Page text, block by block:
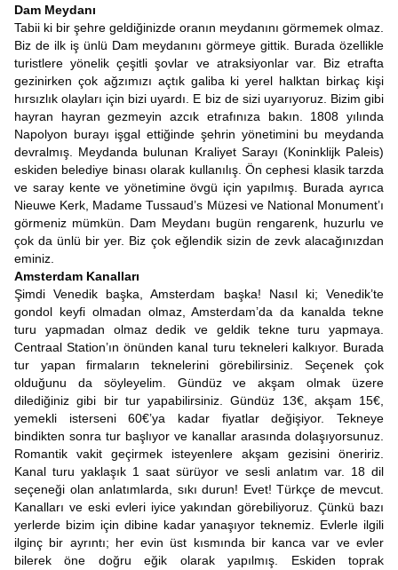
Dam Meydanı
Tabii ki bir şehre geldiğinizde oranın meydanını görmemek olmaz.
Biz de ilk iş ünlü Dam meydanını görmeye gittik. Burada özellikle
turistlere yönelik çeşitli şovlar ve atraksiyonlar var. Biz etrafta
gezinirken çok ağzımızı açtık galiba ki yerel halktan birkaç kişi
hırsızlık olayları için bizi uyardı. E biz de sizi uyarıyoruz. Bizim gibi
hayran hayran gezmeyin azcık etrafınıza bakın. 1808 yılında
Napolyon burayı işgal ettiğinde şehrin yönetimini bu meydanda
devralmış. Meydanda bulunan Kraliyet Sarayı (Koninklijk Paleis)
eskiden belediye binası olarak kullanılış. Ön cephesi klasik tarzda
ve saray kente ve yönetimine övgü için yapılmış. Burada ayrıca
Nieuwe Kerk, Madame Tussaud’s Müzesi ve National Monument’ı
görmeniz mümkün. Dam Meydanı bugün rengarenk, huzurlu ve
çok da ünlü bir yer. Biz çok eğlendik sizin de zevk alacağınızdan
eminiz.
Amsterdam Kanalları
Şimdi Venedik başka, Amsterdam başka! Nasıl ki; Venedik’te
gondol keyfi olmadan olmaz, Amsterdam’da da kanalda tekne
turu yapmadan olmaz dedik ve geldik tekne turu yapmaya.
Centraal Station’ın önünden kanal turu tekneleri kalkıyor. Burada
tur yapan firmaların teknelerini görebilirsiniz. Seçenek çok
olduğunu da söyleyelim. Gündüz ve akşam olmak üzere
dilediğiniz gibi bir tur yapabilirsiniz. Gündüz 13€, akşam 15€,
yemekli isterseni 60€’ya kadar fiyatlar değişiyor. Tekneye
bindikten sonra tur başlıyor ve kanallar arasında dolaşıyorsunuz.
Romantik vakit geçirmek isteyenlere akşam gezisini öneririz.
Kanal turu yaklaşık 1 saat sürüyor ve sesli anlatım var. 18 dil
seçeneği olan anlatımlarda, sıkı durun! Evet! Türkçe de mevcut.
Kanalları ve eski evleri iyice yakından görebiliyoruz. Çünkü bazı
yerlerde bizim için dibine kadar yanaşıyor teknemiz. Evlerle ilgili
ilginç bir ayrıntı; her evin üst kısmında bir kanca var ve evler
bilerek öne doğru eğik olarak yapılmış. Eskiden toprak